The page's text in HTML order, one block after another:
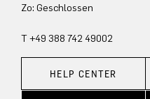
Zo: Geschlossen
T +49 388 742 49002
HELP CENTER